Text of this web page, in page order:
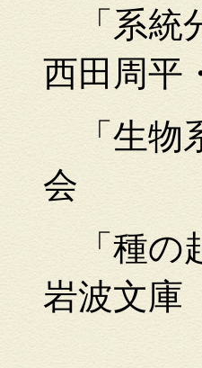
「系統
西田周平
「生物
会
「種の
岩波文庫